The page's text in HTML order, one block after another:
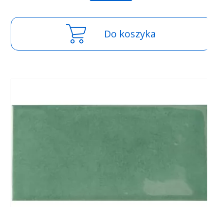
Do koszyka